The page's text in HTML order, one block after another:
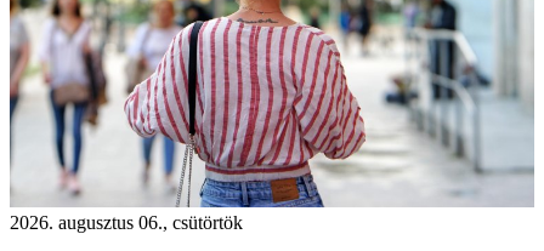
2026. augusztus 06., csütörtök